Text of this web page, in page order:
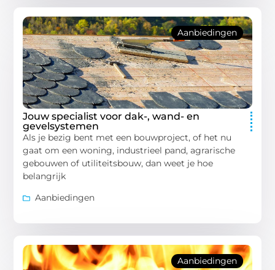
Aanbiedingen
Jouw specialist voor dak-, wand- en
gevelsystemen
Als je bezig bent met een bouwproject, of het nu
gaat om een woning, industrieel pand, agrarische
gebouwen of utiliteitsbouw, dan weet je hoe
belangrijk
Aanbiedingen
Aanbiedingen